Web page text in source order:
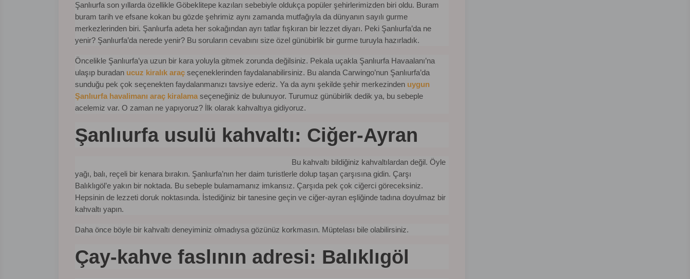
Şanlıurfa son yıllarda özellikle Göbeklitepe kazıları sebebiyle oldukça popüler şehirlerimizden biri oldu. Buram
buram tarih ve efsane kokan bu gözde şehrimiz aynı zamanda mutfağıyla da dünyanın sayılı gurme
merkezlerinden biri. Şanlıurfa adeta her sokağından ayrı tatlar fışkıran bir lezzet diyarı. Peki Şanlıurfa’da ne
yenir? Şanlıurfa’da nerede yenir? Bu soruların cevabını size özel günübirlik bir gurme turuyla hazırladık.
Öncelikle Şanlıurfa’ya uzun bir kara yoluyla gitmek zorunda değilsiniz. Pekala uçakla Şanlıurfa Havaalanı’na
ulaşıp buradan ucuz kiralık araç seçeneklerinden faydalanabilirsiniz. Bu alanda Carwingo’nun Şanlıurfa’da
sunduğu pek çok seçenekten faydalanmanızı tavsiye ederiz. Ya da aynı şekilde şehir merkezinden uygun
Şanlıurfa havalimanı araç kiralama seçeneğiniz de bulunuyor. Turumuz günübirlik dedik ya, bu sebeple
acelemiz var. O zaman ne yapıyoruz? İlk olarak kahvaltıya gidiyoruz.
Şanlıurfa usulü kahvaltı: Ciğer-Ayran
Bu kahvaltı bildiğiniz kahvaltılardan değil. Öyle
yağı, balı, reçeli bir kenara bırakın. Şanlıurfa’nın her daim turistlerle dolup taşan çarşısına gidin. Çarşı
Balıklıgöl’e yakın bir noktada. Bu sebeple bulamamanız imkansız. Çarşıda pek çok ciğerci göreceksiniz.
Hepsinin de lezzeti doruk noktasında. İstediğiniz bir tanesine geçin ve ciğer-ayran eşliğinde tadına doyulmaz bir
kahvaltı yapın.
Daha önce böyle bir kahvaltı deneyiminiz olmadıysa gözünüz korkmasın. Müptelası bile olabilirsiniz.
Çay-kahve faslının adresi: Balıklıgöl